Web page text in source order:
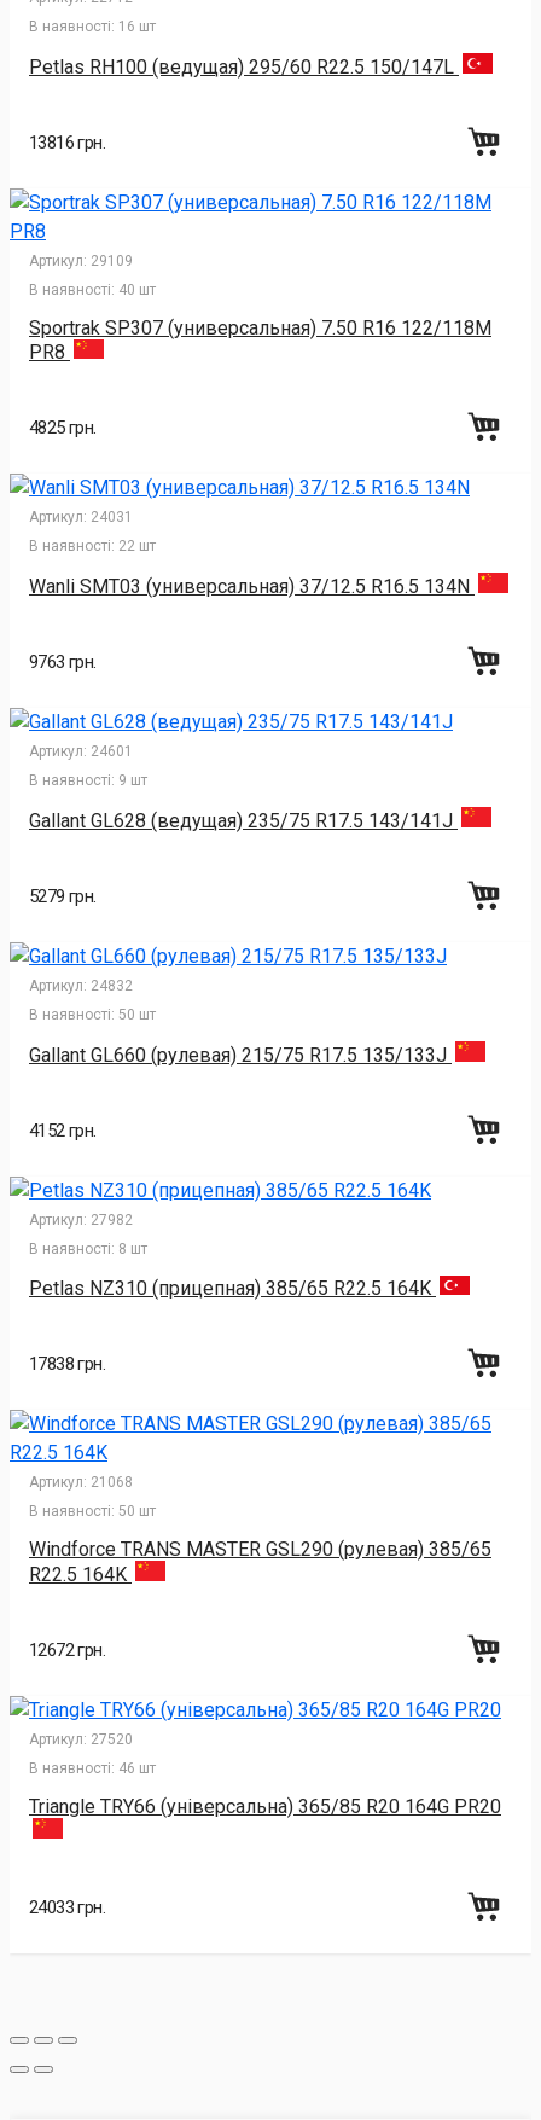
В наявності: 16 шт
Petlas RH100 (ведущая) 295/60 R22.5 150/147L
13816 грн.
Артикул: 29109
В наявності: 40 шт
Sportrak SP307 (универсальная) 7.50 R16 122/118M
PR8
4825 грн.
Артикул: 24031
В наявності: 22 шт
Wanli SMT03 (универсальная) 37/12.5 R16.5 134N
9763 грн.
Артикул: 24601
В наявності: 9 шт
Gallant GL628 (ведущая) 235/75 R17.5 143/141J
5279 грн.
Артикул: 24832
В наявності: 50 шт
Gallant GL660 (рулевая) 215/75 R17.5 135/133J
4152 грн.
Артикул: 27982
В наявності: 8 шт
Petlas NZ310 (прицепная) 385/65 R22.5 164K
17838 грн.
Артикул: 21068
В наявності: 50 шт
Windforce TRANS MASTER GSL290 (рулевая) 385/65
R22.5 164K
12672 грн.
Артикул: 27520
В наявності: 46 шт
Triangle TRY66 (універсальна) 365/85 R20 164G PR20
24033 грн.